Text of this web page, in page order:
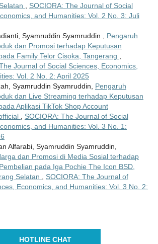
SOCIORA: The Journal of Social
and Humanities: Vol. 2 No. 3: Juli
Syamruddin Syamruddin , Pengaruh
dan Promosi terhadap Keputusan
Family Telor Cisoka, Tangerang
Journal of Social Sciences, Economics,
Vol. 2 No. 2: April 2025
Syamruddin Syamruddin, Pengaruh
dan Live Streaming terhadap Keputusan
Aplikasi TikTok Shop Account
SOCIORA: The Journal of Social
and Humanities: Vol. 3 No. 1:
Alfarabi, Syamruddin Syamruddin,
dan Promosi di Media Sosial terhadap
pada Iga Pochie The Icon BSD,
Selatan
SOCIORA: The Journal of
Economics, and Humanities: Vol. 3 No. 2:
HOTLINE CHAT